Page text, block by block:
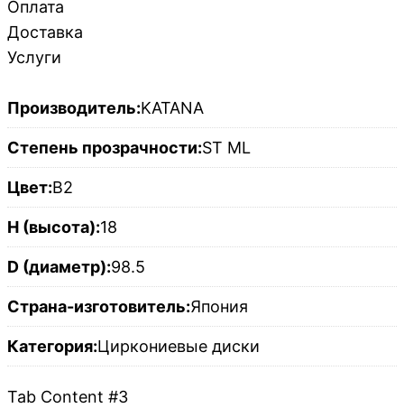
Оплата
Доставка
Услуги
Производитель:KATANA
Степень прозрачности:ST ML
Цвет:B2
H (высота):18
D (диаметр):98.5
Страна-изготовитель:Япония
Категория:Циркониевые диски
Tab Content #3